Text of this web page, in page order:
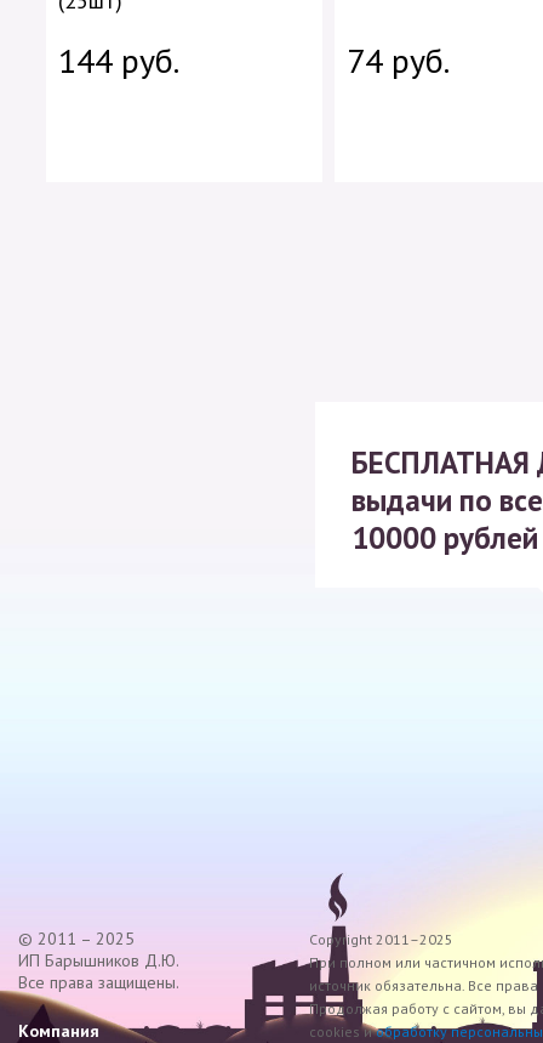
144 руб. 74 руб.
БЕСПЛАТНАЯ
выдачи по
10000 рублей
© 2011 – 2025
ИП Барышников Д.Ю.
Все права защищены.
Компания
Copyright 2011–2025
При полном или частичном
источник обязательна. Все
Продолжая работу с сайтом, вы
cookies иобработку